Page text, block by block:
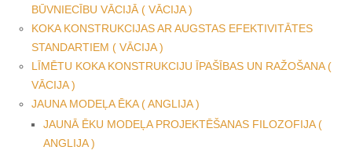
BŪVNIECĪBU VĀCIJĀ ( VĀCIJA )
KOKA KONSTRUKCIJAS AR AUGSTAS EFEKTIVITĀTES
STANDARTIEM ( VĀCIJA )
LĪMĒTU KOKA KONSTRUKCIJU ĪPAŠĪBAS UN RAŽOŠANA (
VĀCIJA )
JAUNA MODEĻA ĒKA ( ANGLIJA )
JAUNĀ ĒKU MODEĻA PROJEKTĒŠANAS FILOZOFIJA (
ANGLIJA )